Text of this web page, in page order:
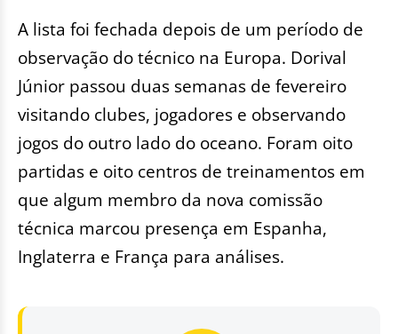
A lista foi fechada depois de um período de
observação do técnico na Europa. Dorival
Júnior passou duas semanas de fevereiro
visitando clubes, jogadores e observando
jogos do outro lado do oceano. Foram oito
partidas e oito centros de treinamentos em
que algum membro da nova comissão
técnica marcou presença em Espanha,
Inglaterra e França para análises.